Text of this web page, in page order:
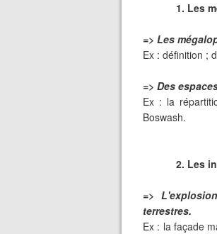
1. Les
=> Les
Ex : définition ;
=> Des
Ex : la
Boswash.
2. Les
=>
terrestres.
Ex : la façade